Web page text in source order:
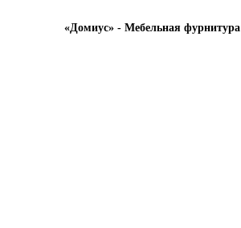
«Домиус» - Мебельная фурнитура